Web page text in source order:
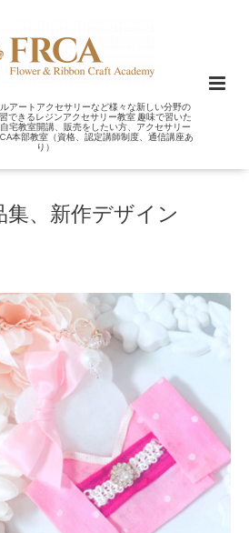
アートアクセサリーなど様々な新しい分野の
できるレジンアクセサリー教室 趣味で習いた
宅教室開講、販売をしたい方、アクセサリー
本部教室（資格、認定講師制度、通信講座あ
り）
集、新作デザイン